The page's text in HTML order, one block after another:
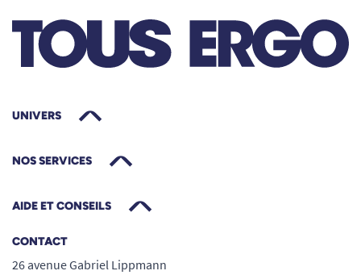
UNIVERS
NOS SERVICES
AIDE ET CONSEILS
CONTACT
26 avenue Gabriel Lippmann